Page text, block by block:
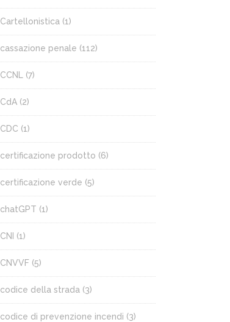
Cartellonistica (1)
cassazione penale (112)
CCNL (7)
CdA (2)
CDC (1)
certificazione prodotto (6)
certificazione verde (5)
chatGPT (1)
CNI (1)
CNVVF (5)
codice della strada (3)
codice di prevenzione incendi (3)